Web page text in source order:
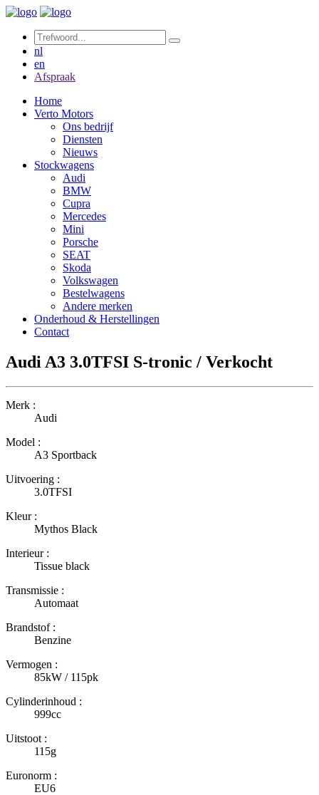
nl
en
Afspraak
Home
Verto Motors
Ons bedrijf
Diensten
Nieuws
Stockwagens
Audi
BMW
Cupra
Mercedes
Mini
Porsche
SEAT
Skoda
Volkswagen
Bestelwagens
Andere merken
Onderhoud & Herstellingen
Contact
Audi A3 3.0TFSI S-tronic / Verkocht
Merk :
Audi
Model :
A3 Sportback
Uitvoering :
3.0TFSI
Kleur :
Mythos Black
Interieur :
Tissue black
Transmissie :
Automaat
Brandstof :
Benzine
Vermogen :
85kW / 115pk
Cylinderinhoud :
999cc
Uitstoot :
115g
Euronorm :
EU6